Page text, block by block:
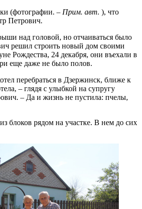
(фотографии. – Прим. авт. ), что
Петрович.
над головой, но отчаиваться было
решил строить новый дом своими
Рождества, 24 декабря, они въехали в
еще даже не было полов.
перебраться в Дзержинск, ближе к
– глядя с улыбкой на супругу
– Да и жизнь не пустила: пчелы,
блоков рядом на участке. В нем до сих